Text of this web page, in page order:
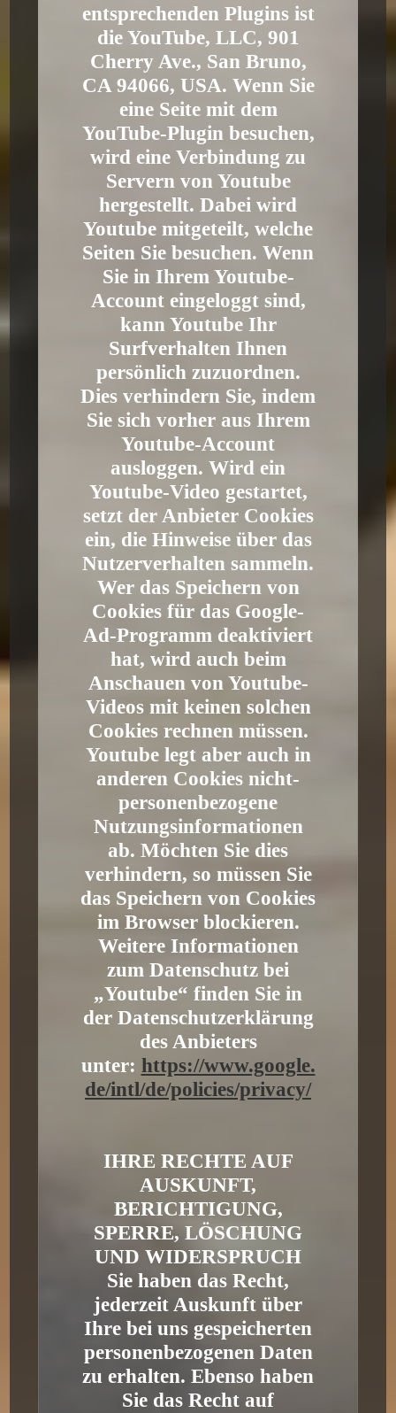
entsprechenden Plugins ist
die YouTube, LLC, 901
Cherry Ave., San Bruno,
CA 94066, USA. Wenn Sie
eine Seite mit dem
YouTube-Plugin besuchen,
wird eine Verbindung zu
Servern von Youtube
hergestellt. Dabei wird
Youtube mitgeteilt, welche
Seiten Sie besuchen. Wenn
Sie in Ihrem Youtube-
Account eingeloggt sind,
kann Youtube Ihr
Surfverhalten Ihnen
persönlich zuzuordnen.
Dies verhindern Sie, indem
Sie sich vorher aus Ihrem
Youtube-Account
ausloggen. Wird ein
Youtube-Video gestartet,
setzt der Anbieter Cookies
ein, die Hinweise über das
Nutzerverhalten sammeln.
Wer das Speichern von
Cookies für das Google-
Ad-Programm deaktiviert
hat, wird auch beim
Anschauen von Youtube-
Videos mit keinen solchen
Cookies rechnen müssen.
Youtube legt aber auch in
anderen Cookies nicht-
personenbezogene
Nutzungsinformationen
ab. Möchten Sie dies
verhindern, so müssen Sie
das Speichern von Cookies
im Browser blockieren.
Weitere Informationen
zum Datenschutz bei
„Youtube“ finden Sie in
der Datenschutzerklärung
des Anbieters
unter: https://www.google.
de/intl/de/policies/privacy/
IHRE RECHTE AUF
AUSKUNFT,
BERICHTIGUNG,
SPERRE, LÖSCHUNG
UND WIDERSPRUCH
Sie haben das Recht,
jederzeit Auskunft über
Ihre bei uns gespeicherten
personenbezogenen Daten
zu erhalten. Ebenso haben
Sie das Recht auf